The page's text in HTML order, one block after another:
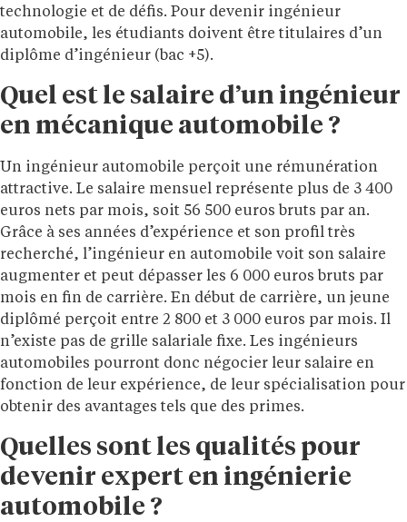
technologie et de défis. Pour devenir ingénieur
automobile, les étudiants doivent être titulaires d’un
diplôme d’ingénieur (bac +5).
Quel est le salaire d’un ingénieur
en mécanique automobile ?
Un ingénieur automobile perçoit une rémunération
attractive. Le salaire mensuel représente plus de 3 400
euros nets par mois, soit 56 500 euros bruts par an.
Grâce à ses années d’expérience et son profil très
recherché, l’ingénieur en automobile voit son salaire
augmenter et peut dépasser les 6 000 euros bruts par
mois en fin de carrière. En début de carrière, un jeune
diplômé perçoit entre 2 800 et 3 000 euros par mois. Il
n’existe pas de grille salariale fixe. Les ingénieurs
automobiles pourront donc négocier leur salaire en
fonction de leur expérience, de leur spécialisation pour
obtenir des avantages tels que des primes.
Quelles sont les qualités pour
devenir expert en ingénierie
automobile ?